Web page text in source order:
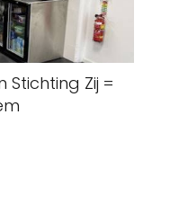
Stichting Zij =